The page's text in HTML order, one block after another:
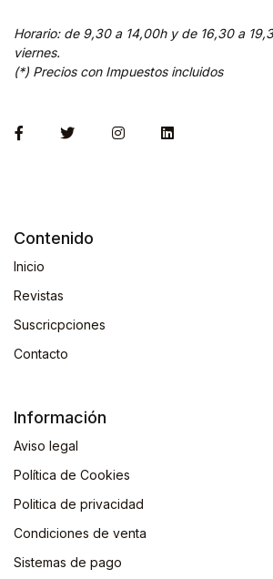
Horario: de 9,30 a 14,00h y de 16,30 a
viernes.
(*) Precios con Impuestos incluidos
Contenido
Inicio
Revistas
Suscricpciones
Contacto
Información
Aviso legal
Política de Cookies
Politica de privacidad
Condiciones de venta
Sistemas de pago